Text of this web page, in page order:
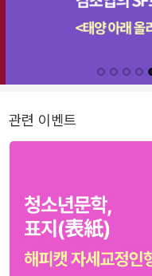
관련 이벤트